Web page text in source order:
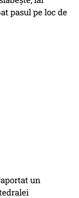
pasul pe loc de
un